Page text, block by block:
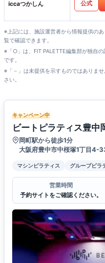
iccaつかしん 公式
※上記には、施設運営者から情報提供の
覧で確認できます。
※「○」は、FIT PALETTE編集部が独自
です。
※「－」は未提供を示すものではありま
さい。
キャンペーン中
ビートピラティス豊中
岡町駅から徒歩1分
大阪府豊中市中桜塚1丁目4-
マシンピラティス グループピラ
営業時間
予約サイトをご確認ください。